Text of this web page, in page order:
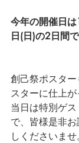
今年の開催日
日(日)の2日間で
創己祭ポスタ
スターに仕上が
当日は特別ゲ
で、皆様是非
しくださいませ